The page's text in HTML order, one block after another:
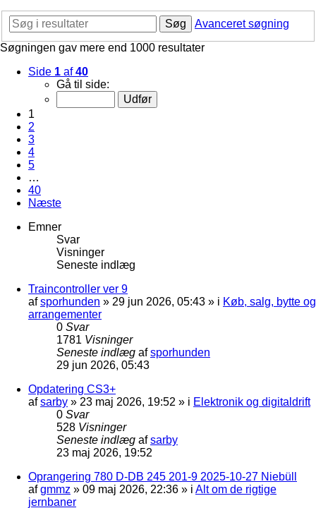
Søg
Avanceret søgning
Søgningen gav mere end 1000 resultater
Side 1 af40
Gå til side:
1
2
3
4
5
…
40
Næste
Emner
Svar
Visninger
Seneste indlæg
Traincontroller ver 9
afsporhunden » 29 jun 2026, 05:43 » i Køb, salg, bytte og
arrangementer
0 Svar
1781 Visninger
Seneste indlæg afsporhunden
29 jun 2026, 05:43
Opdatering CS3+
afsarby » 23 maj 2026, 19:52 » i Elektronik og digitaldrift
0 Svar
528 Visninger
Seneste indlæg afsarby
23 maj 2026, 19:52
Oprangering 780 D-DB 245 201-9 2025-10-27 Niebüll
afgmmz » 09 maj 2026, 22:36 » i Alt om de rigtige
jernbaner